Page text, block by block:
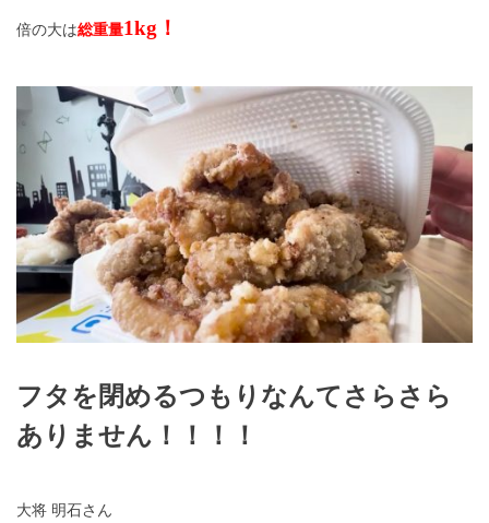
倍の大は総重量1kg！
フタを閉めるつもりなんてさらさら
ありません！！！！
大将 明石さん